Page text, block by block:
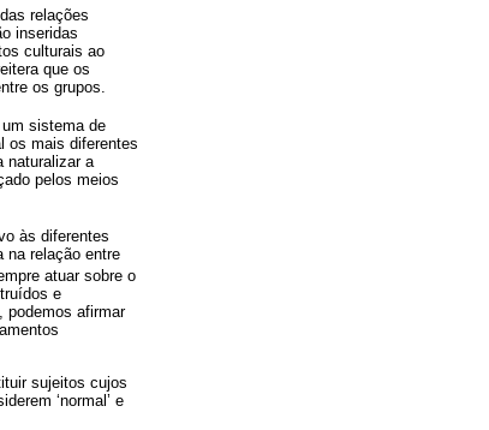
relações
inseridas
culturais ao
que os
os grupos.
sistema de
os mais diferentes
naturalizar a
pelos meios
às diferentes
na relação entre
atuar sobre o
e
podemos afirmar
sujeitos cujos
‘normal’ e